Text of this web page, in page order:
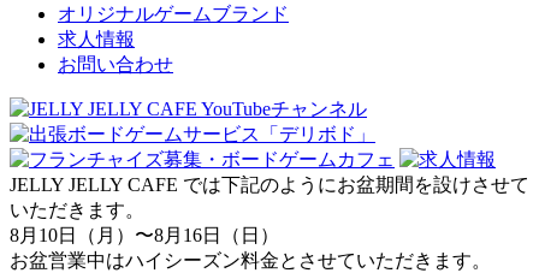
オリジナルゲームブランド
求人情報
お問い合わせ
JELLY JELLY CAFE では下記のようにお盆期間を設けさせて
いただきます。
8月10日（月）〜8月16日（日）
お盆営業中はハイシーズン料金とさせていただきます。